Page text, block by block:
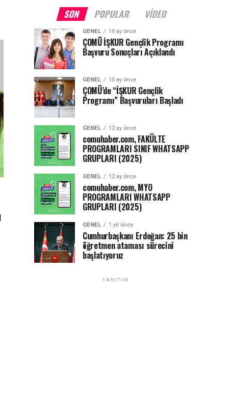
SON POPULAR VIDEO
GENEL 10 ay önce
ÇOMÜ İŞKUR Gençlik Programı
Başvuru Sonuçları Açıklandı
GENEL 10 ay önce
ÇOMÜ’de “İŞKUR Gençlik
Programı” Başvuruları Başladı
GENEL 12 ay önce
comuhaber.com, FAKÜLTE
PROGRAMLARI SINIF WHATSAPP
GRUPLARI (2025)
GENEL 12 ay önce
comuhaber.com, MYO
PROGRAMLARI WHATSAPP
GRUPLARI (2025)
GENEL 1 yıl önce
Cumhurbaşkanı Erdoğan: 25 bin
öğretmen ataması sürecini
başlatıyoruz
TANITIM